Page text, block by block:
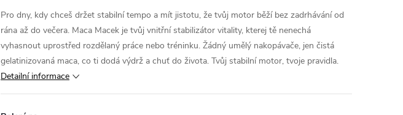
Pro dny, kdy chceš držet stabilní tempo a mít jistotu, že tvůj motor běží bez zadrhávání od
rána až do večera. Maca Macek je tvůj vnitřní stabilizátor vitality, kterej tě nenechá
vyhasnout uprostřed rozdělaný práce nebo tréninku. Žádný umělý nakopávače, jen čistá
gelatinizovaná maca, co ti dodá výdrž a chuť do života. Tvůj stabilní motor, tvoje pravidla.
Detailní informace